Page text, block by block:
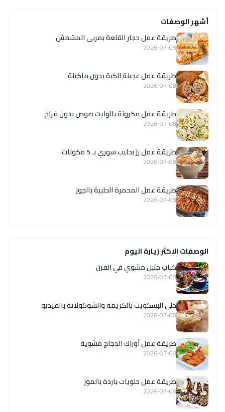
أشهر الوصفات
طريقة عمل حجار القلعة بمربى المشمش
2026-07-08
طريقة عمل عجينة الكبة بدون ماكينة
2026-07-08
طريقة عمل مكرونة بالوايت صوص بدون فراخ
2026-07-08
طريقة عمل رز بحليب سوري بـ 5 مكونات
2026-07-08
طريقة عمل المحمرة الحلبية بالجوز
2026-07-08
الوصفات الاكثر زيارة اليوم
كباب متبل مشوي في الفرن
2026-07-08
حلى البسكويت بالكريمة والشوكولاتة بالفيديو
2026-07-08
طريقة عمل أوراك الدجاج مشوية
2026-07-08
طريقة عمل حلويات باردة بالموز
2026-07-08